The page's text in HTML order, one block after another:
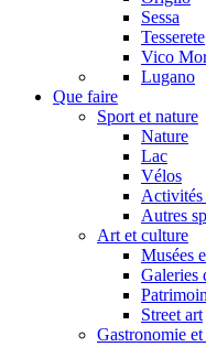
Sessa
Tesserete
Vico
Lugano
Que faire
Sport et nature
Nature
Lac
Vélos
Activités
Autres
Art et culture
Musées
Galeries
Street art
Gastronomie